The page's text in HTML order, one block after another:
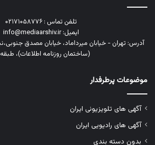
تلفن تماس : ۰۲۱۷۱۰۵۸۷۷۶
ایمیل: info@mediaarshiv.ir
(ساختمان روزنامه اطلاعات)، طبقه ۱۳
موضوعات پرطرفدار
آگهی های تلویزیونی ایران
آگهی های رادیویی ایران
بدون دسته بندی